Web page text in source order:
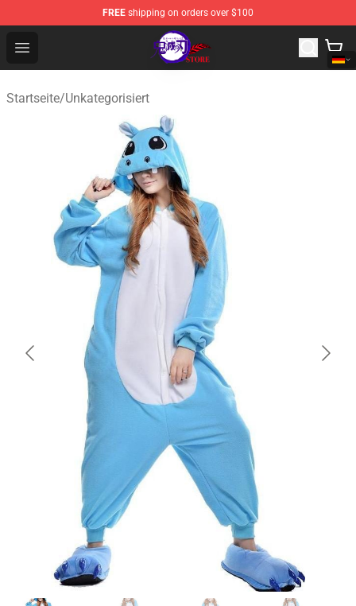
FREE shipping on orders over $100
Open menu
Kimetsu no Yaiba Store - Official Kimetsu no Yaiba
Startseite/Unkategorisiert